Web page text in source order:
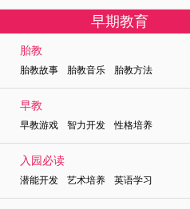
早期教育
胎教
胎教故事 胎教音乐 胎教方法
早教
早教游戏 智力开发 性格培养
入园必读
潜能开发 艺术培养 英语学习